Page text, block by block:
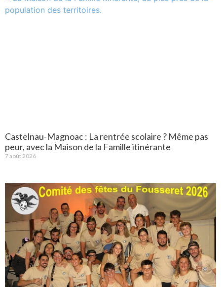
Castelnau-Magnoac : La rentrée scolaire ? Même pas
peur, avec la Maison de la Famille itinérante
7 août 2026